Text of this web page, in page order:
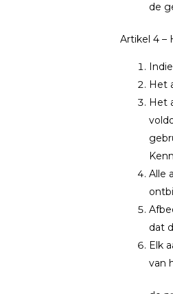
de
Artikel 4 –
Het
Het
Alle
dat
Elk
van